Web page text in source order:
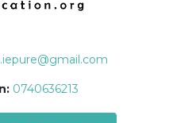
0740636213